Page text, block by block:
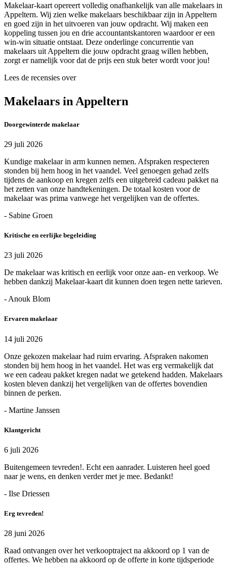
Makelaar-kaart opereert volledig onafhankelijk van alle makelaars in
Appeltern. Wij zien welke makelaars beschikbaar zijn in Appeltern
en goed zijn in het uitvoeren van jouw opdracht. Wij maken een
koppeling tussen jou en drie accountantskantoren waardoor er een
win-win situatie ontstaat. Deze onderlinge concurrentie van
makelaars uit Appeltern die jouw opdracht graag willen hebben,
zorgt er namelijk voor dat de prijs een stuk beter wordt voor jou!
Lees de recensies over
Makelaars in Appeltern
Doorgewinterde makelaar
29 juli 2026
Kundige makelaar in arm kunnen nemen. Afspraken respecteren
stonden bij hem hoog in het vaandel. Veel genoegen gehad zelfs
tijdens de aankoop en kregen zelfs een uitgebreid cadeau pakket na
het zetten van onze handtekeningen. De totaal kosten voor de
makelaar was prima vanwege het vergelijken van de offertes.
- Sabine Groen
Kritische en eerlijke begeleiding
23 juli 2026
De makelaar was kritisch en eerlijk voor onze aan- en verkoop. We
hebben dankzij Makelaar-kaart dit kunnen doen tegen nette tarieven.
- Anouk Blom
Ervaren makelaar
14 juli 2026
Onze gekozen makelaar had ruim ervaring. Afspraken nakomen
stonden bij hem hoog in het vaandel. Het was erg vermakelijk dat
we een cadeau pakket kregen nadat we getekend hadden. Makelaars
kosten bleven dankzij het vergelijken van de offertes bovendien
binnen de perken.
- Martine Janssen
Klantgericht
6 juli 2026
Buitengemeen tevreden!. Echt een aanrader. Luisteren heel goed
naar je wens, en denken verder met je mee. Bedankt!
- Ilse Driessen
Erg tevreden!
28 juni 2026
Raad ontvangen over het verkooptraject na akkoord op 1 van de
offertes. We hebben na akkoord op de offerte in korte tijdsperiode